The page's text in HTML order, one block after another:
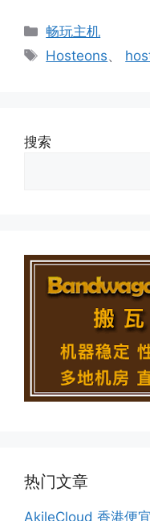
分
类
畅玩主机
标
Hosteons、
搜索
热门文章
AkileCloud 香港便